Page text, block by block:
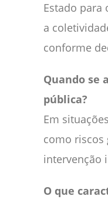
Estado para
a
conforme
Quando se
pública?
Em
como riscos
intervenção
O que